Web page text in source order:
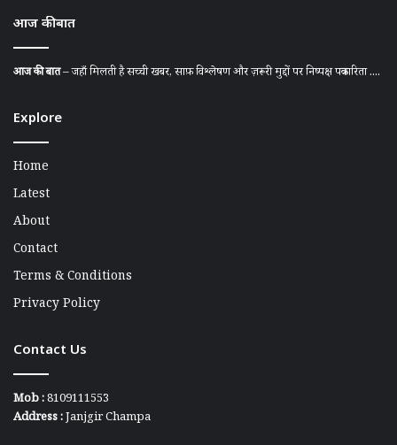
आज की बात
आज की बात– जहाँ मिलती है सच्ची खबर, साफ़ विश्लेषण और ज़रूरी मुद्दों पर निष्पक्ष पत्रकारिता ....
Explore
Home
Latest
About
Contact
Terms & Conditions
Privacy Policy
Contact Us
Mob :8109111553
Address :Janjgir Champa